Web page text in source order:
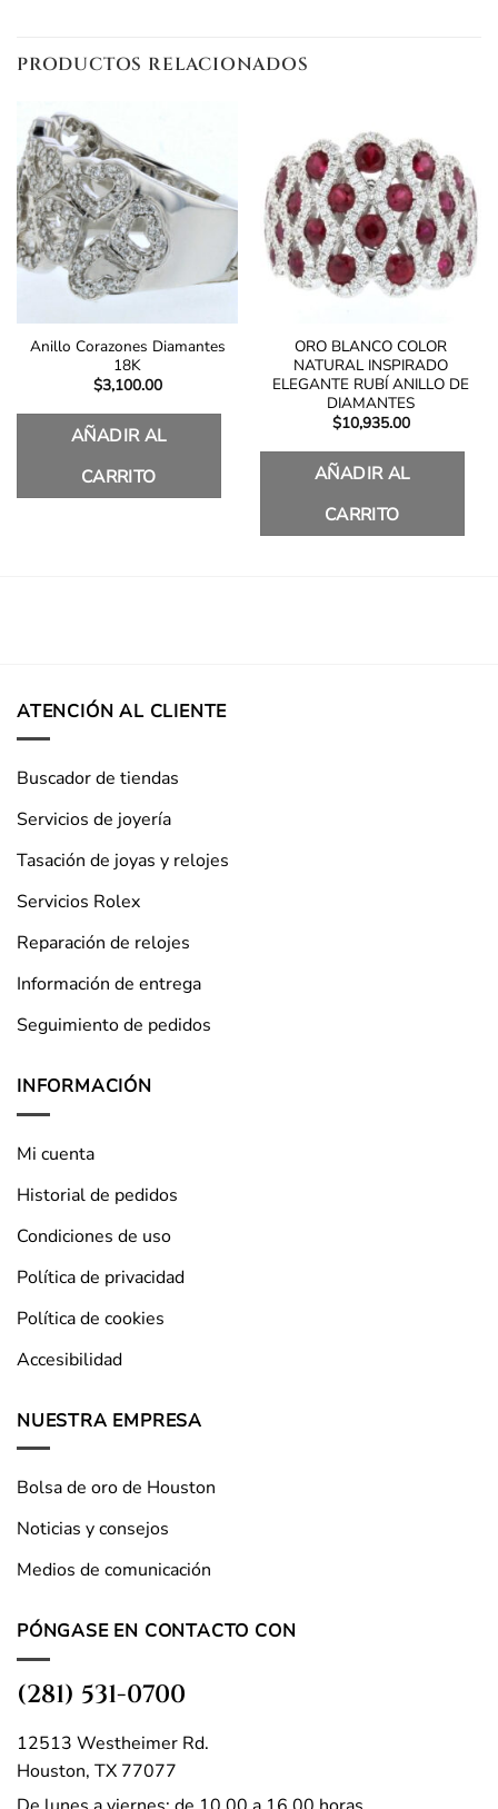
PRODUCTOS RELACIONADOS
Anillo Corazones Diamantes
18K
$3,100.00
AÑADIR AL
CARRITO
ORO BLANCO COLOR
NATURAL INSPIRADO
ELEGANTE RUBÍ ANILLO DE
DIAMANTES
$10,935.00
AÑADIR AL
CARRITO
ATENCIÓN AL CLIENTE
Buscador de tiendas
Servicios de joyería
Tasación de joyas y relojes
Servicios Rolex
Reparación de relojes
Información de entrega
Seguimiento de pedidos
INFORMACIÓN
Mi cuenta
Historial de pedidos
Condiciones de uso
Política de privacidad
Política de cookies
Accesibilidad
NUESTRA EMPRESA
Bolsa de oro de Houston
Noticias y consejos
Medios de comunicación
PÓNGASE EN CONTACTO CON
(281) 531-0700
12513 Westheimer Rd.
Houston, TX 77077